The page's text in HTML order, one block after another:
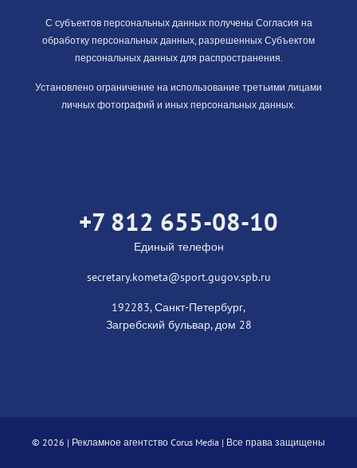
С субъектов персональных данных получены Согласия на
обработку персональных данных, разрешенных Субъектом
персональных данных для распространения.
Установлено ограничение на использование третьими лицами
личных фотографий и иных персональных данных.
+7 812 655-08-10
Единый телефон
secretary.kometa@sport.gugov.spb.ru
192283, Санкт-Петербург,
Загребский бульвар, дом 28
© 2026 | Рекламное агентство Corus Media | Все права защищены